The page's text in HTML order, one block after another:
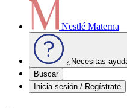
Nestlé Materna
¿Necesitas
Buscar
Inicia sesión / Regístrate